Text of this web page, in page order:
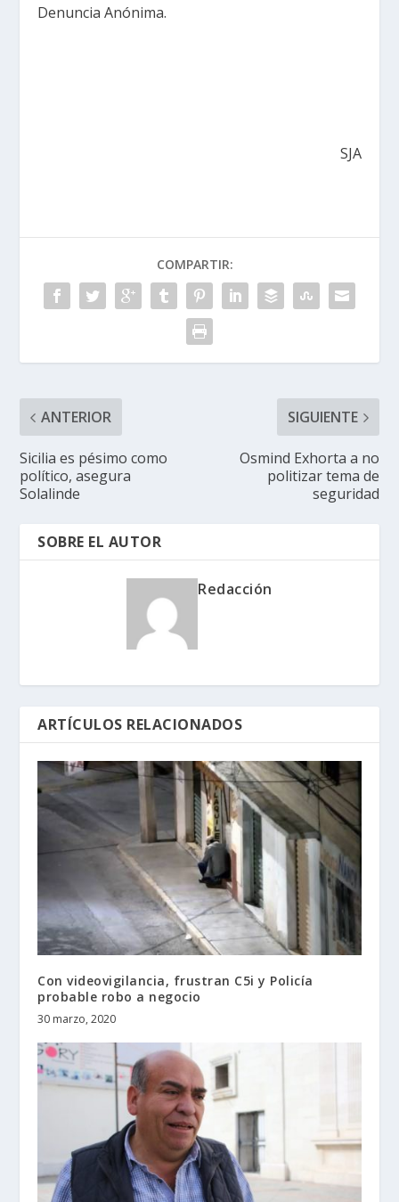
Denuncia Anónima.
SJA
COMPARTIR:
ANTERIOR
Sicilia es pésimo como
político, asegura
Solalinde
SIGUIENTE
Osmind Exhorta a no
politizar tema de
seguridad
SOBRE EL AUTOR
Redacción
ARTÍCULOS RELACIONADOS
Con videovigilancia, frustran C5i y Policía
probable robo a negocio
30 marzo, 2020